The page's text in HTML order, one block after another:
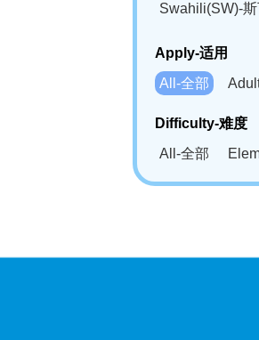
Swahili(SW)-
Apply-适用
All-全部
Difficulty-难度
All-全部